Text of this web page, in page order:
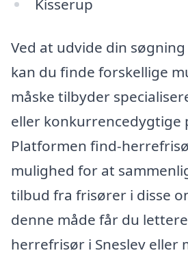
Kisserup
Ved at udvide din søgning
kan du finde forskellige
måske tilbyder
eller konkurrencedygtige
Platformen find-
mulighed for at
tilbud fra frisører i disse
denne måde får du
herrefrisør i Sneslev eller